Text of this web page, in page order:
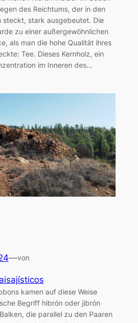
des Reichtums, der in den
steckt, stark ausgebeutet. Die
zu einer außergewöhnlichen
als man die hohe Qualität ihres
Tee. Dieses Kernholz, ein
im Inneren des…
—von
kamen auf diese Weise
Begriff hibrón oder jibrón
die parallel zu den Paaren